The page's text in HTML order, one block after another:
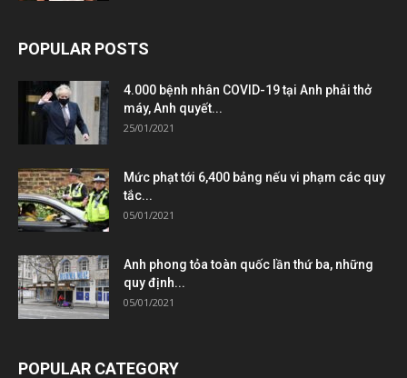
POPULAR POSTS
4.000 bệnh nhân COVID-19 tại Anh phải thở
máy, Anh quyết...
25/01/2021
Mức phạt tới 6,400 bảng nếu vi phạm các quy
tắc...
05/01/2021
Anh phong tỏa toàn quốc lần thứ ba, những
quy định...
05/01/2021
POPULAR CATEGORY